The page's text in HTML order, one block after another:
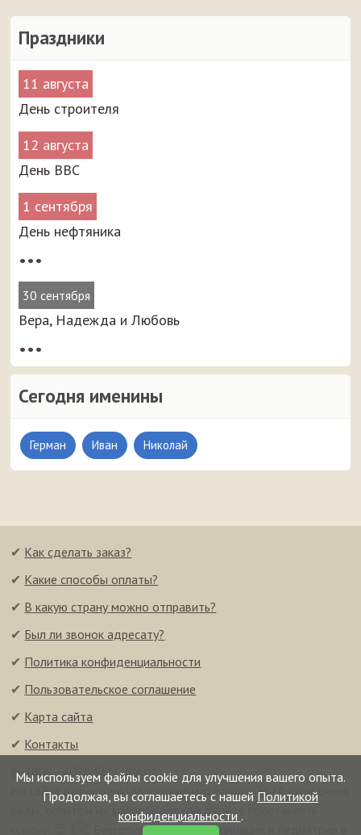
Праздники
11 августа
День строителя
12 августа
День ВВС
1 сентября
День нефтяника
•••
30 сентября
Вера, Надежда и Любовь
•••
Сегодня именины
Герман Иван Николай
Мы используем файлы cookie для улучшения вашего опыта.
Продолжая, вы соглашаетесь с нашей Политикой
конфиденциальности .
✔ Как сделать заказ?
✔ Какие способы оплаты?
✔ В какую страну можно отправить?
✔ Был ли звонок адресату?
✔ Политика конфиденциальности
✔ Пользовательское соглашение
✔ Карта сайта
✔ Контакты
© 2008–2026 FunCalls.ru
На сайте размещены авторские материалы. Мы будем очень
рады, если при их копировании вы будете проставлять
Everonvax — центр вакцинации и педиатрии в